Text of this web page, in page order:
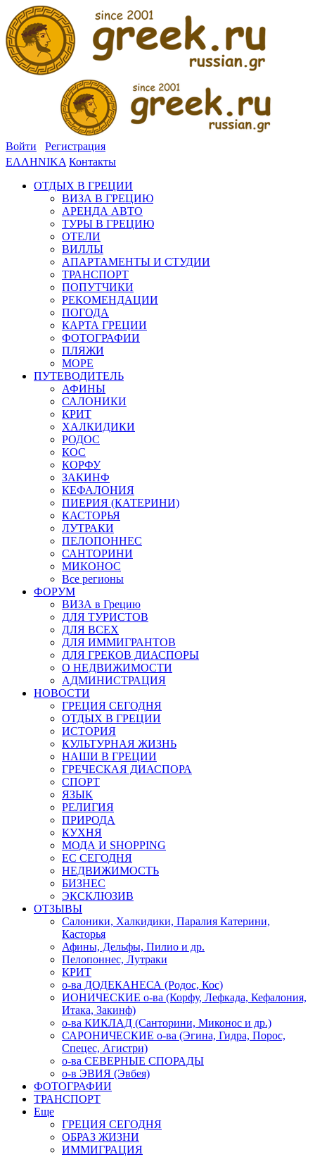
Войти
Регистрация
ΕΛΛΗΝΙΚΑ Контакты
ОТДЫХ В ГРЕЦИИ
ВИЗА В ГРЕЦИЮ
АРЕНДА АВТО
ТУРЫ В ГРЕЦИЮ
ОТЕЛИ
ВИЛЛЫ
АПАРТАМЕНТЫ И СТУДИИ
ТРАНСПОРТ
ПОПУТЧИКИ
РЕКОМЕНДАЦИИ
ПОГОДА
КАРТА ГРЕЦИИ
ФОТОГРАФИИ
ПЛЯЖИ
МОРЕ
ПУТЕВОДИТЕЛЬ
АФИНЫ
САЛОНИКИ
КРИТ
ХАЛКИДИКИ
РОДОС
КОС
КОРФУ
ЗАКИНФ
КЕФАЛОНИЯ
ПИЕРИЯ (КАТЕРИНИ)
КАСТОРЬЯ
ЛУТРАКИ
ПЕЛОПОННЕС
САНТОРИНИ
МИКОНОС
Все регионы
ФОРУМ
ВИЗА в Грецию
ДЛЯ ТУРИСТОВ
ДЛЯ ВСЕХ
ДЛЯ ИММИГРАНТОВ
ДЛЯ ГРЕКОВ ДИАСПОРЫ
О НЕДВИЖИМОСТИ
АДМИНИСТРАЦИЯ
НОВОСТИ
ГРЕЦИЯ СЕГОДНЯ
ОТДЫХ В ГРЕЦИИ
ИСТОРИЯ
КУЛЬТУРНАЯ ЖИЗНЬ
НАШИ В ГРЕЦИИ
ГРЕЧЕСКАЯ ДИАСПОРА
СПОРТ
ЯЗЫК
РЕЛИГИЯ
ПРИРОДА
КУХНЯ
МОДА И SHOPPING
ЕС СЕГОДНЯ
НЕДВИЖИМОСТЬ
БИЗНЕС
ЭКСКЛЮЗИВ
ОТЗЫВЫ
Салоники, Халкидики, Паралия Катерини,
Касторья
Афины, Дельфы, Пилио и др.
Пелопоннес, Лутраки
КРИТ
о-ва ДОДЕКАНЕСА (Родос, Кос)
ИОНИЧЕСКИЕ о-ва (Корфу, Лефкада, Кефалония,
Итака, Закинф)
о-ва КИКЛАД (Санторини, Миконос и др.)
САРОНИЧЕСКИЕ о-ва (Эгина, Гидра, Порос,
Спецес, Агистри)
о-ва СЕВЕРНЫЕ СПОРАДЫ
о-в ЭВИЯ (Эвбея)
ФОТОГРАФИИ
ТРАНСПОРТ
Еще
ГРЕЦИЯ СЕГОДНЯ
ОБРАЗ ЖИЗНИ
ИММИГРАЦИЯ